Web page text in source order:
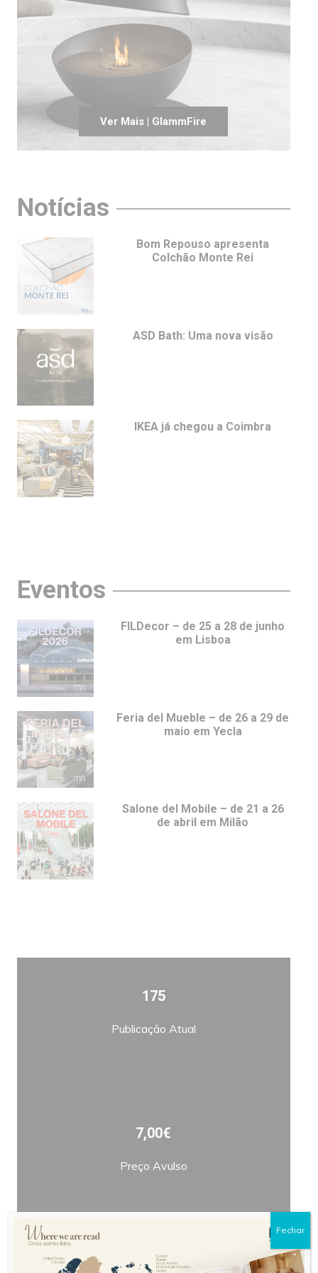
Ver Mais | GlammFire
Notícias
Bom Repouso apresenta
Colchão Monte Rei
ASD Bath: Uma nova visão
IKEA já chegou a Coimbra
Eventos
FILDecor – de 25 a 28 de junho
em Lisboa
Feria del Mueble – de 26 a 29 de
maio em Yecla
Salone del Mobile – de 21 a 26
de abril em Milão
175
Publicação Atual
7,00€
Preço Avulso
Fechar